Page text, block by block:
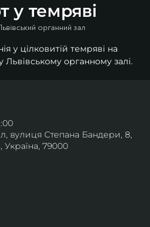
у темряві
органний зал
у цілковитій темряві на
органному залі.
вулиця Степана Бандери, 8,
Україна, 79000